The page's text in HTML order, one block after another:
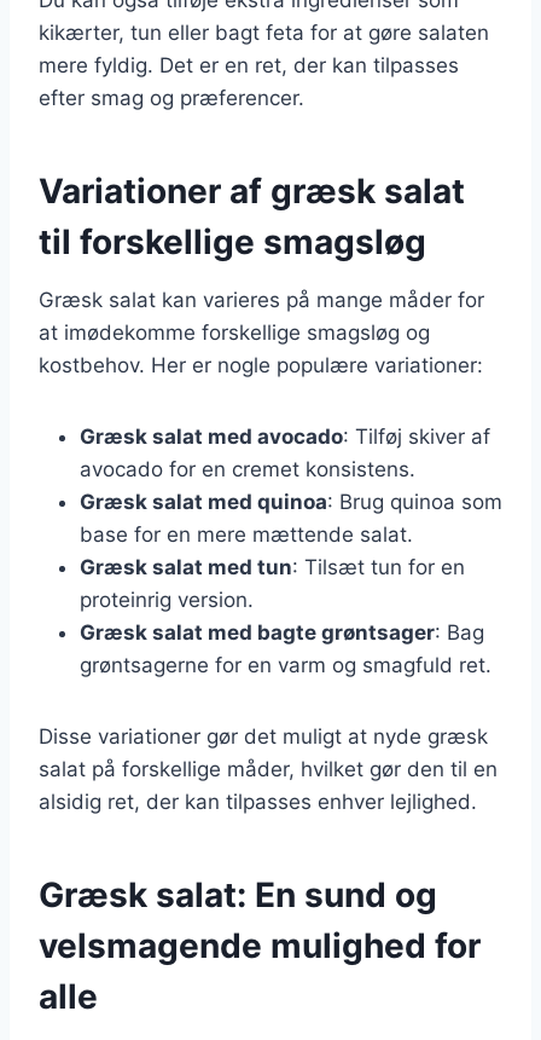
kikærter, tun eller bagt feta for at gøre salaten
mere fyldig. Det er en ret, der kan tilpasses
efter smag og præferencer.
Variationer af græsk salat
til forskellige smagsløg
Græsk salat kan varieres på mange måder for
at imødekomme forskellige smagsløg og
kostbehov. Her er nogle populære variationer:
Græsk salat med avocado: Tilføj skiver af
avocado for en cremet konsistens.
Græsk salat med quinoa: Brug quinoa som
base for en mere mættende salat.
Græsk salat med tun: Tilsæt tun for en
proteinrig version.
Græsk salat med bagte grøntsager: Bag
grøntsagerne for en varm og smagfuld ret.
Disse variationer gør det muligt at nyde græsk
salat på forskellige måder, hvilket gør den til en
alsidig ret, der kan tilpasses enhver lejlighed.
Græsk salat: En sund og
velsmagende mulighed for
alle